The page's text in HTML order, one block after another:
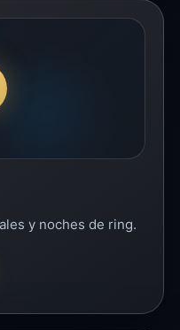
y noches de ring.